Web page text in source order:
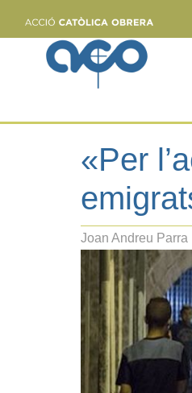
«Per
Joan Andreu Parra